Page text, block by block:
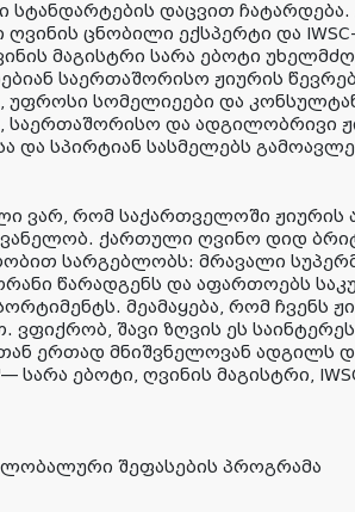
სტანდარტების დაცვით
ცნობილი ექსპერტი და
მაგისტრი სარა ებოტი
საერთაშორისო ჟიურის
უფროსი სომელიეები და
საერთაშორისო და ადგილობრივი
და სპირტიან სასმელებს
ვარ, რომ საქართველოში ჟიურის
ქართული ღვინო დიდ
სარგებლობს: მრავალი
წარადგენს და აფართოებს
მეამაყება, რომ ჩვენს
ვფიქრობ, შავი ზღვის ეს
ერთად მნიშვნელოვან ადგილს
სარა ებოტი, ღვინის მაგისტრი,
შეფასების პროგრამა